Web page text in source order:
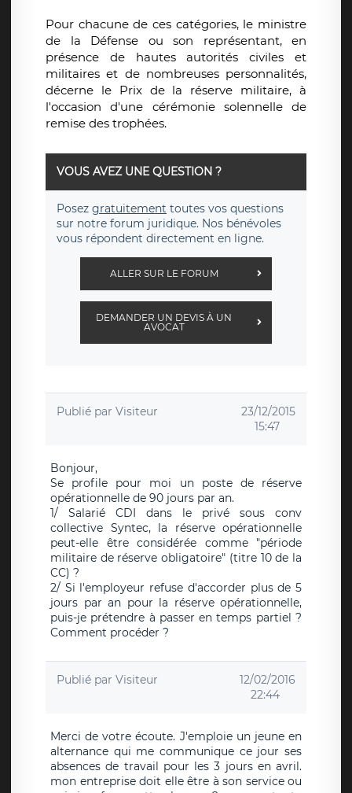
Pour chacune de ces catégories, le ministre
de la Défense ou son représentant, en
présence de hautes autorités civiles et
militaires et de nombreuses personnalités,
décerne le Prix de la réserve militaire, à
l'occasion d'une cérémonie solennelle de
remise des trophées.
VOUS AVEZ UNE QUESTION ?
Posez gratuitement toutes vos questions
sur notre forum juridique. Nos bénévoles
vous répondent directement en ligne.
ALLER SUR LE FORUM
DEMANDER UN DEVIS À UN
AVOCAT
Publié par Visiteur
23/12/2015
15:47
Bonjour,
Se profile pour moi un poste de réserve
opérationnelle de 90 jours par an.
1/ Salarié CDI dans le privé sous conv
collective Syntec, la réserve opérationnelle
peut-elle être considérée comme "période
militaire de réserve obligatoire" (titre 10 de la
CC) ?
2/ Si l'employeur refuse d'accorder plus de 5
jours par an pour la réserve opérationnelle,
puis-je prétendre à passer en temps partiel ?
Comment procéder ?
Publié par Visiteur
12/02/2016
22:44
Merci de votre écoute. J'emploie un jeune en
alternance qui me communique ce jour ses
absences de travail pour les 3 jours en avril.
mon entreprise doit elle être à son service ou